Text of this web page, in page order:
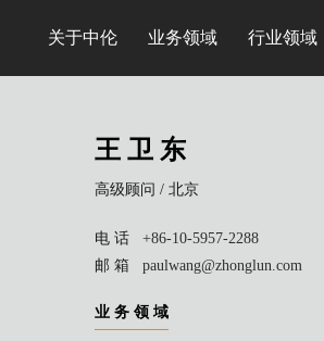
关于中伦 业务领域 行业领域
王 卫 东
高级顾问 / 北京
电 话
+86-10-5957-2288
邮 箱
paulwang@zhonglun.com
业 务 领 域